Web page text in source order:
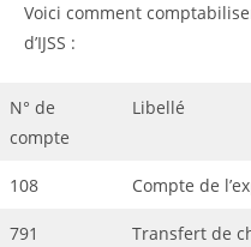
Voici comment
d’IJSS :
N° de
compte
Libellé
108 Compte de
791
Transfert de